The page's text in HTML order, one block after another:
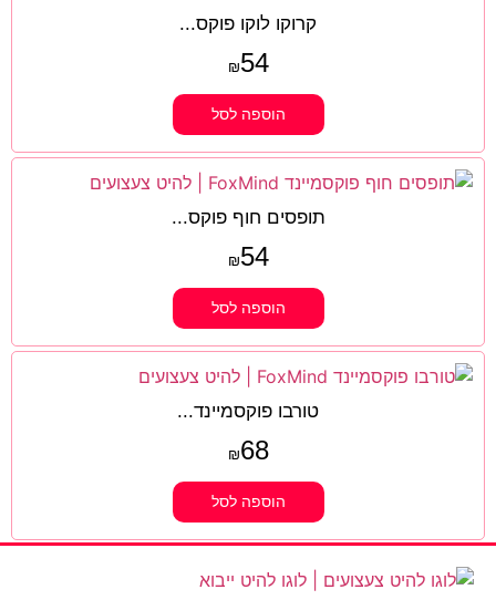
קרוקו לוקו פוקס...
₪54
הוספה לסל
תופסים חוף פוקס...
₪54
הוספה לסל
טורבו פוקסמיינד...
₪68
הוספה לסל